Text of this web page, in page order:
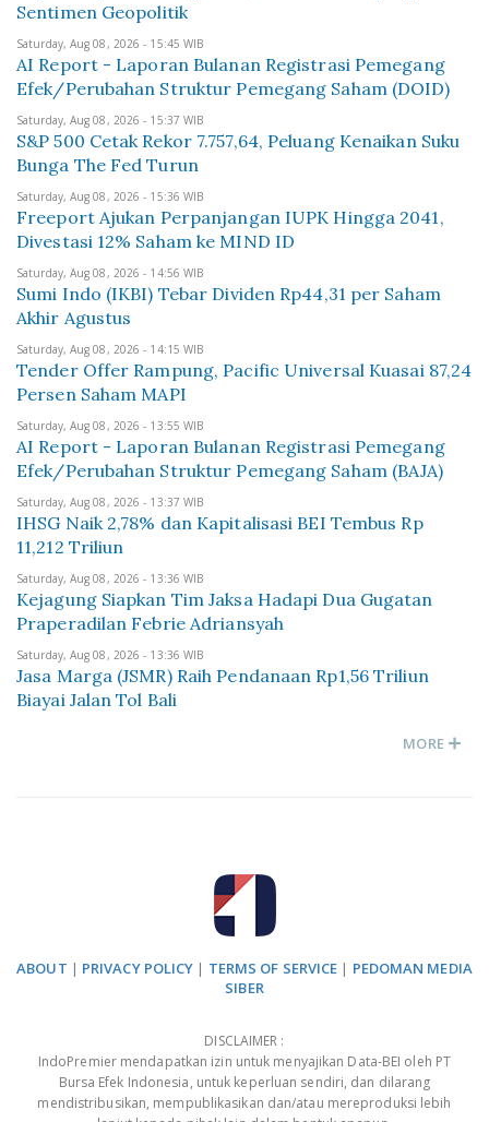
Sentimen Geopolitik
Saturday, Aug 08, 2026 - 15:45 WIB
AI Report - Laporan Bulanan Registrasi Pemegang
Efek/Perubahan Struktur Pemegang Saham (DOID)
Saturday, Aug 08, 2026 - 15:37 WIB
S&P 500 Cetak Rekor 7.757,64, Peluang Kenaikan Suku
Bunga The Fed Turun
Saturday, Aug 08, 2026 - 15:36 WIB
Freeport Ajukan Perpanjangan IUPK Hingga 2041,
Divestasi 12% Saham ke MIND ID
Saturday, Aug 08, 2026 - 14:56 WIB
Sumi Indo (IKBI) Tebar Dividen Rp44,31 per Saham
Akhir Agustus
Saturday, Aug 08, 2026 - 14:15 WIB
Tender Offer Rampung, Pacific Universal Kuasai 87,24
Persen Saham MAPI
Saturday, Aug 08, 2026 - 13:55 WIB
AI Report - Laporan Bulanan Registrasi Pemegang
Efek/Perubahan Struktur Pemegang Saham (BAJA)
Saturday, Aug 08, 2026 - 13:37 WIB
IHSG Naik 2,78% dan Kapitalisasi BEI Tembus Rp
11,212 Triliun
Saturday, Aug 08, 2026 - 13:36 WIB
Kejagung Siapkan Tim Jaksa Hadapi Dua Gugatan
Praperadilan Febrie Adriansyah
Saturday, Aug 08, 2026 - 13:36 WIB
Jasa Marga (JSMR) Raih Pendanaan Rp1,56 Triliun
Biayai Jalan Tol Bali
MORE
ABOUT | PRIVACY POLICY | TERMS OF SERVICE | PEDOMAN MEDIA
SIBER
DISCLAIMER :
IndoPremier mendapatkan izin untuk menyajikan Data-BEI oleh PT
Bursa Efek Indonesia, untuk keperluan sendiri, dan dilarang
mendistribusikan, mempublikasikan dan/atau mereproduksi lebih